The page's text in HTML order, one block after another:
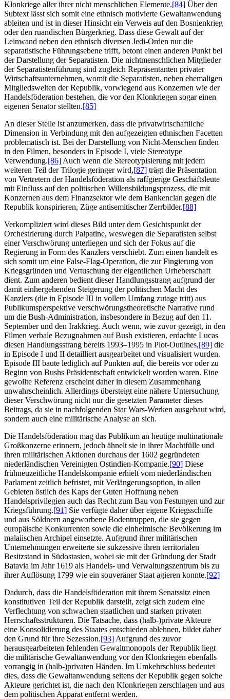
Klonkriege aller ihrer nicht menschlichen Elemente.[84] Über den
Subtext lässt sich somit eine ethnisch motivierte Gewaltanwendung
ableiten und ist in dieser Hinsicht ein Verweis auf den Bosnienkrieg
oder den ruandischen Bürgerkrieg. Dass diese Gewalt auf der
Leinwand neben den ethnisch diversen Jedi-Orden nur die
separatistische Führungsebene trifft, betont einen anderen Punkt bei
der Darstellung der Separatisten. Die nichtmenschlichen Mitglieder
der Separatistenführung sind zugleich Repräsentanten privater
Wirtschaftsunternehmen, womit die Separatisten, neben ehemaligen
Mitgliedswelten der Republik, vorwiegend aus Konzernen wie der
Handelsföderation bestehen, die vor den Klonkriegen sogar einen
eigenen Senator stellten.[85]
An dieser Stelle ist anzumerken, dass die privatwirtschaftliche
Dimension in Verbindung mit den aufgezeigten ethnischen Facetten
problematisch ist. Bei der Darstellung von Nicht-Menschen finden
in den Filmen, besonders in Episode I, viele Stereotype
Verwendung.[86] Auch wenn die Stereotypisierung mit jedem
weiteren Teil der Trilogie geringer wird,[87] trägt die Präsentation
von Vertretern der Handelsföderation als raffgierige Geschäftsleute
mit Einfluss auf den politischen Willensbildungsprozess, die mit
Konzernen aus dem Finanzsektor wie dem Bankenclan gegen die
Republik konspirieren, Züge antisemitischer Zerrbilder.[88]
Verkompliziert wird dieses Bild unter dem Gesichtspunkt der
Orchestrierung durch Palpatine, weswegen die Separatisten selbst
einer Verschwörung unterliegen und sich der Fokus auf die
Regierung in Form des Kanzlers verschiebt. Zum einen handelt es
sich somit um eine False-Flag-Operation, die zur Fingierung von
Kriegsgründen und Vertuschung der eigentlichen Urheberschaft
dient. Zum anderen bedient dieser Handlungsstrang aufgrund der
damit einhergehenden Steigerung der politischen Macht des
Kanzlers (die in Episode III in vollem Umfang zutage tritt) aus
Publikumsperspektive verschwörungstheoretische Narrative rund
um die Bush-Administration, insbesondere in Bezug auf den 11.
September und den Irakkrieg. Auch wenn, wie zuvor gezeigt, in den
Filmen verbale Bezugnahmen auf Bush existieren, erdachte Lucas
diesen Handlungsstrang bereits 1993–1995 in Plot-Outlines,[89] die
in Episode I und II detailliert ausgearbeitet und visualisiert wurden.
Episode III baute lediglich auf Punkten auf, die bereits vor oder zu
Beginn von Bushs Präsidentschaft entwickelt worden waren. Eine
gewollte Referenz erscheint daher in diesem Zusammenhang
unwahrscheinlich. Allerdings übersteigt eine nähere Untersuchung
dieser Verschwörung nicht nur die gesetzten Parameter dieses
Beitrags, da sie in nachfolgenden Star Wars-Werken ausgebaut wird,
sondern auch eine militärische Analyse an sich.
Die Handelsföderation mag das Publikum an heutige multinationale
Großkonzerne erinnern, jedoch ähnelt sie in ihrer Machtfülle und
ihren militärischen Aktionen durchaus der 1602 gegründeten
niederländischen Vereinigten Ostindien-Kompanie.[90] Diese
frühneuzeitliche Handelskompanie erhielt vom niederländischen
Parlament zeitlich befristet, mit Verlängerungsoption, in allen
Gebieten östlich des Kaps der Guten Hoffnung neben
Handelsprivilegien auch das Recht zum Bau von Festungen und zur
Kriegsführung.[91] Sie verfügte daher über eigene Kriegsschiffe
und aus Söldnern angeworbene Bodentruppen, die sie gegen
europäische Konkurrenten sowie die einheimische Bevölkerung im
malaiischen Archipel einsetzte. Aufgrund ihrer militärischen
Unternehmungen erweiterte sie sukzessive ihren territorialen
Besitzstand in Südostasien, wobei sie mit der Gründung der Stadt
Batavia im Jahr 1619 als Handels- und Verwaltungszentrum bis zu
ihrer Auflösung 1799 wie ein souveräner Staat agieren konnte.[92]
Dadurch, dass die Handelsföderation mit ihrem Senatssitz einen
konstitutiven Teil der Republik darstellt, zeigt sich zudem eine
Verflechtung von schwachen staatlichen und starken privaten
Herrschaftsstrukturen. Die Tatsache, dass (halb-)private Akteure
eine Konsolidierung des Staates entschieden ablehnen, bildet daher
den Grund für ihre Sezession.[93] Aufgrund des zuvor
herausgearbeiteten fehlenden Gewaltmonopols der Republik liegt
die militärische Gewaltanwendung vor den Klonkriegen ebenfalls
vorrangig in (halb-)privaten Händen. Im Umkehrschluss bedeutet
dies, dass die Gewaltanwendung seitens der Republik gegen solche
Akteure gerichtet ist, die nach den Klonkriegen zerschlagen und aus
dem politischen Apparat entfernt werden.